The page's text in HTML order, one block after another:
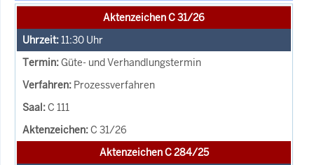
Aktenzeichen C 31/26
11:30 Uhr
Güte- und Verhandlungstermin
Prozessverfahren
C 111
C 31/26
Aktenzeichen C 284/25